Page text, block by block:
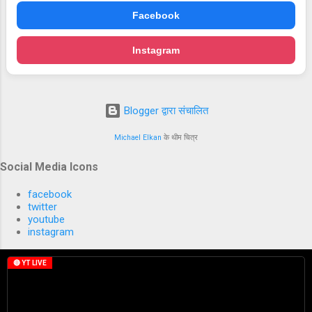
Facebook
Instagram
Blogger द्वारा संचालित
Michael Elkan के थीम चित्र
Social Media Icons
facebook
twitter
youtube
instagram
🔴 YT LIVE